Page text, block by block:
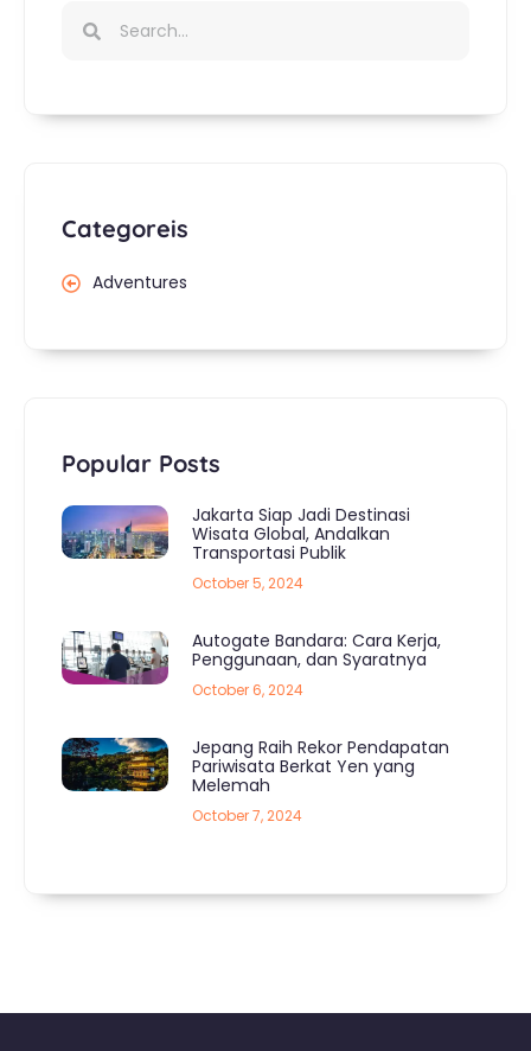
Categoreis
Adventures
Popular Posts
Jakarta Siap Jadi Destinasi
Wisata Global, Andalkan
Transportasi Publik
October 5, 2024
Autogate Bandara: Cara Kerja,
Penggunaan, dan Syaratnya
October 6, 2024
Jepang Raih Rekor Pendapatan
Pariwisata Berkat Yen yang
Melemah
October 7, 2024